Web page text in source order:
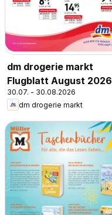
dm drogerie markt
Flugblatt August 2026
30.07. - 30.08.2026
dm drogerie markt